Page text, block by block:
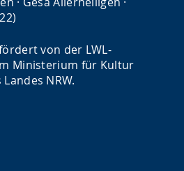
von der LWL-
Ministerium für Kultur
NRW.